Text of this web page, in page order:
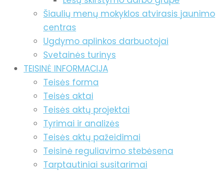
Šiaulių menų mokyklos atvirasis jaunimo
centras
Ugdymo aplinkos darbuotojai
Svetainės turinys
TEISINĖ INFORMACIJA
Teisės forma
Teisės aktai
Teisės aktų projektai
Tyrimai ir analizės
Teisės aktų pažeidimai
Teisinė reguliavimo stebėsena
Tarptautiniai susitarimai